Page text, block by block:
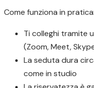
Come funziona in pratica:
Ti colleghi tramite
(Zoom, Meet,
La seduta dura
come in studio